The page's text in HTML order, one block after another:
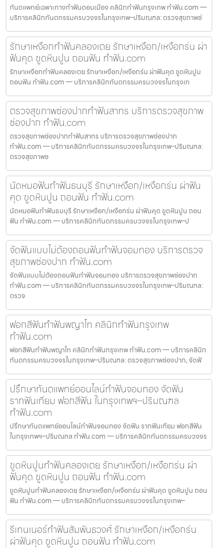
ทันตแพทย์เฉพาะทางทำฟันดอนเมือง คลินิกทำฟันกรุงเทพ ทำฟัน.com —
บริการคลินิกทันตกรรมครบวงจรในกรุงเทพ–ปริมณฑล: ตรวจสุขภาพช่
รักษาเหงือกทำฟันคลองเตย รักษาเหงือก/เหงือกร่น ผ่า
ฟันคุด ขูดหินปูน ถอนฟัน ทำฟัน.com
รักษาเหงือกทำฟันคลองเตย รักษาเหงือก/เหงือกร่น ผ่าฟันคุด ขูดหินปูน
ถอนฟัน ทำฟัน.com — บริการคลินิกทันตกรรมครบวงจรในกรุงเท
ตรวจสุขภาพช่องปากทำฟันสาทร บริการตรวจสุขภาพ
ช่องปาก ทำฟัน.com
ตรวจสุขภาพช่องปากทำฟันสาทร บริการตรวจสุขภาพช่องปาก
ทำฟัน.com — บริการคลินิกทันตกรรมครบวงจรในกรุงเทพ–ปริมณฑล:
ตรวจสุขภาพช
นัดหมอฟันทำฟันธนบุรี รักษาเหงือก/เหงือกร่น ผ่าฟัน
คุด ขูดหินปูน ถอนฟัน ทำฟัน.com
นัดหมอฟันทำฟันธนบุรี รักษาเหงือก/เหงือกร่น ผ่าฟันคุด ขูดหินปูน ถอน
ฟัน ทำฟัน.com — บริการคลินิกทันตกรรมครบวงจรในกรุงเทพ–ป
จัดฟันแบบไม่ต้องถอนฟันทำฟันจอมทอง บริการตรวจ
สุขภาพช่องปาก ทำฟัน.com
จัดฟันแบบไม่ต้องถอนฟันทำฟันจอมทอง บริการตรวจสุขภาพช่องปาก
ทำฟัน.com — บริการคลินิกทันตกรรมครบวงจรในกรุงเทพ–ปริมณฑล:
ตรวจ
ฟอกสีฟันทำฟันพญาไท คลินิกทำฟันกรุงเทพ
ทำฟัน.com
ฟอกสีฟันทำฟันพญาไท คลินิกทำฟันกรุงเทพ ทำฟัน.com — บริการคลินิก
ทันตกรรมครบวงจรในกรุงเทพ–ปริมณฑล: ตรวจสุขภาพช่องปาก, จัดฟั
ปรึกษาทันตแพทย์ออนไลน์ทำฟันจอมทอง จัดฟัน
รากฟันเทียม ฟอกสีฟัน ในกรุงเทพฯ–ปริมณฑล
ทำฟัน.com
ปรึกษาทันตแพทย์ออนไลน์ทำฟันจอมทอง จัดฟัน รากฟันเทียม ฟอกสีฟัน
ในกรุงเทพฯ–ปริมณฑล ทำฟัน.com — บริการคลินิกทันตกรรมครบวงจร
ขูดหินปูนทำฟันคลองเตย รักษาเหงือก/เหงือกร่น ผ่า
ฟันคุด ขูดหินปูน ถอนฟัน ทำฟัน.com
ขูดหินปูนทำฟันคลองเตย รักษาเหงือก/เหงือกร่น ผ่าฟันคุด ขูดหินปูน ถอน
ฟัน ทำฟัน.com — บริการคลินิกทันตกรรมครบวงจรในกรุงเทพ–
รีเทนเนอร์ทำฟันสัมพันธวงศ์ รักษาเหงือก/เหงือกร่น
ผ่าฟันคุด ขูดหินปูน ถอนฟัน ทำฟัน.com